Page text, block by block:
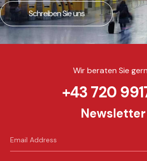
Schreiben Sie uns
Wir beraten Sie
+43 720
Newsletter